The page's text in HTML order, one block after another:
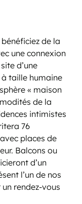
de la
une connexion
d’une
taille humaine
« maison
de la
intimistes
76
places de
Balcons ou
d’un
l’un de nos
rendez-vous